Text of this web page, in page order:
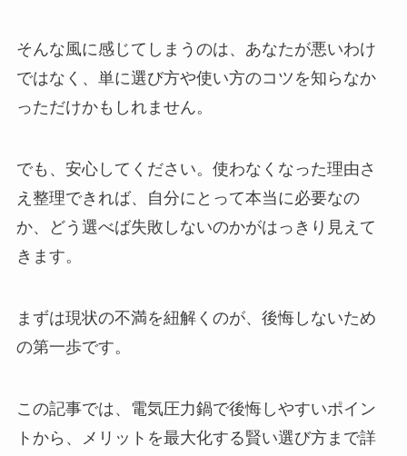
そんな風に感じてしまうのは、あなたが悪いわけ
ではなく、単に選び方や使い方のコツを知らなか
っただけかもしれません。
でも、安心してください。使わなくなった理由さ
え整理できれば、自分にとって本当に必要なの
か、どう選べば失敗しないのかがはっきり見えて
きます。
まずは現状の不満を紐解くのが、後悔しないため
の第一歩です。
この記事では、電気圧力鍋で後悔しやすいポイン
トから、メリットを最大化する賢い選び方まで詳